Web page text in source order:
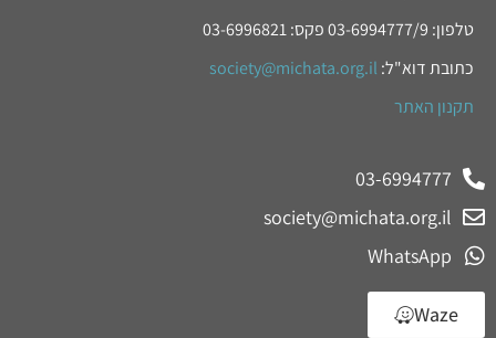
טלפון: 03-6994777/9 פקס: 03-6996821
כתובת דוא"ל: society@michata.org.il
תקנון האתר
03-6994777
society@michata.org.il
WhatsApp
Waze